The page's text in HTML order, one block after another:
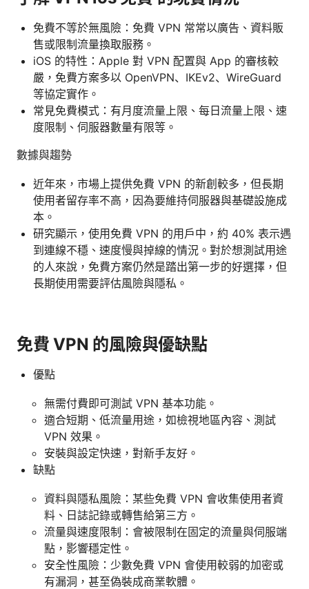
免費不等於無風險：免費 VPN 常常以廣告、資料販
售或限制流量換取服務。
iOS 的特性：Apple 對 VPN 配置與 App 的審核較
嚴，免費方案多以 OpenVPN、IKEv2、WireGuard
等協定實作。
常見免費模式：有月度流量上限、每日流量上限、速
度限制、伺服器數量有限等。
數據與趨勢
近年來，市場上提供免費 VPN 的新創較多，但長期
使用者留存率不高，因為要維持伺服器與基礎設施成
本。
研究顯示，使用免費 VPN 的用戶中，約 40% 表示遇
到連線不穩、速度慢與掉線的情況。對於想測試用途
的人來說，免費方案仍然是踏出第一步的好選擇，但
長期使用需要評估風險與隱私。
免費 VPN 的風險與優缺點
優點
無需付費即可測試 VPN 基本功能。
適合短期、低流量用途，如檢視地區內容、測試
VPN 效果。
安裝與設定快速，對新手友好。
缺點
資料與隱私風險：某些免費 VPN 會收集使用者資
料、日誌記錄或轉售給第三方。
流量與速度限制：會被限制在固定的流量與伺服端
點，影響穩定性。
安全性風險：少數免費 VPN 會使用較弱的加密或
有漏洞，甚至偽裝成商業軟體。